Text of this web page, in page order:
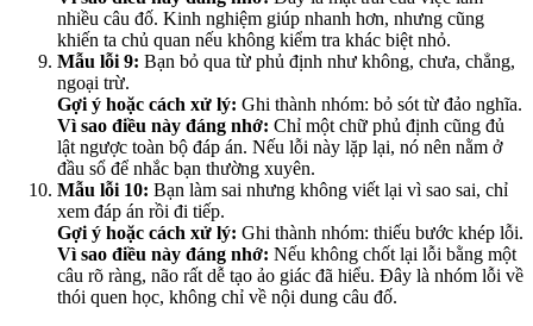
nhiều câu đố. Kinh nghiệm giúp nhanh hơn, nhưng cũng
khiến ta chủ quan nếu không kiểm tra khác biệt nhỏ.
Mẫu lỗi 9: Bạn bỏ qua từ phủ định như không, chưa, chẳng,
ngoại trừ.
Gợi ý hoặc cách xử lý: Ghi thành nhóm: bỏ sót từ đảo nghĩa.
Vì sao điều này đáng nhớ: Chỉ một chữ phủ định cũng đủ
lật ngược toàn bộ đáp án. Nếu lỗi này lặp lại, nó nên nằm ở
đầu sổ để nhắc bạn thường xuyên.
Mẫu lỗi 10: Bạn làm sai nhưng không viết lại vì sao sai, chỉ
xem đáp án rồi đi tiếp.
Gợi ý hoặc cách xử lý: Ghi thành nhóm: thiếu bước khép lỗi.
Vì sao điều này đáng nhớ: Nếu không chốt lại lỗi bằng một
câu rõ ràng, não rất dễ tạo ảo giác đã hiểu. Đây là nhóm lỗi về
thói quen học, không chỉ về nội dung câu đố.